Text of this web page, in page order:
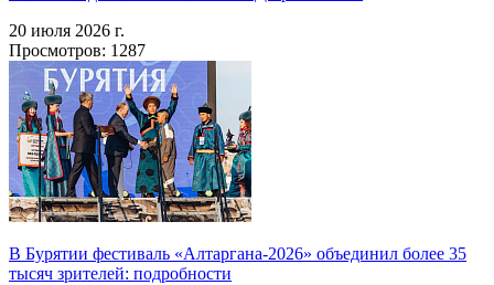
20 июля 2026 г.
Просмотров: 1287
В Бурятии фестиваль «Алтаргана-2026» объединил более 35
тысяч зрителей: подробности